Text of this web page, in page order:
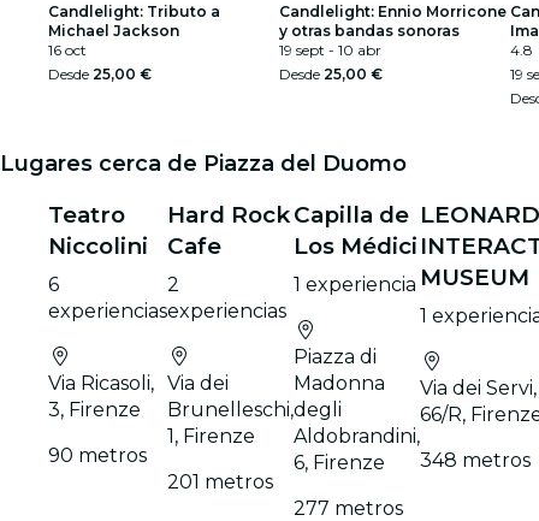
Candlelight: Tributo a
Michael Jackson
16 oct
Desde 25,00 €
Candlelight: Ennio Morricone
y otras bandas sonoras
19 sept - 10 abr
Desde 25,00 €
4.8
19
Lugares cerca de Piazza del Duomo
Teatro
Niccolini
6
experiencias
Via Ricasoli,
3, Firenze
90 metros
Hard Rock
Cafe
2
experiencias
Via dei
Brunelleschi,
1, Firenze
201 metros
Capilla de
Los Médici
1 experiencia
Piazza di
Madonna
degli
Aldobrandini,
6, Firenze
277 metros
MUSEUM
1
Via dei Servi,
66/R,
348 metros